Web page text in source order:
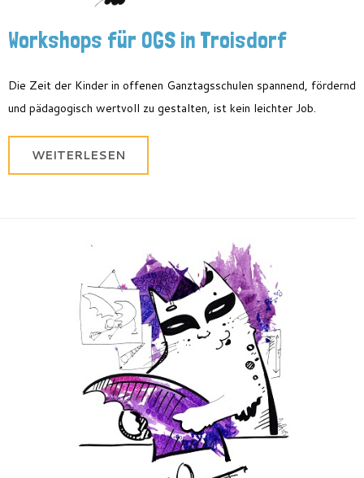
Feriencamp
Jobs
Kontakt
Workshops für OGS in Troisdorf
Die Zeit der Kinder in offenen Ganztagsschulen spannend, fördernd
und pädagogisch wertvoll zu gestalten, ist kein leichter Job.
WEITERLESEN